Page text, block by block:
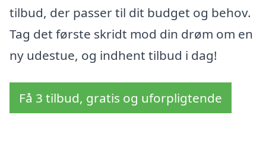
tilbud, der passer til dit budget og behov.
Tag det første skridt mod din drøm om en
ny udestue, og indhent tilbud i dag!
Få 3 tilbud, gratis og uforpligtende